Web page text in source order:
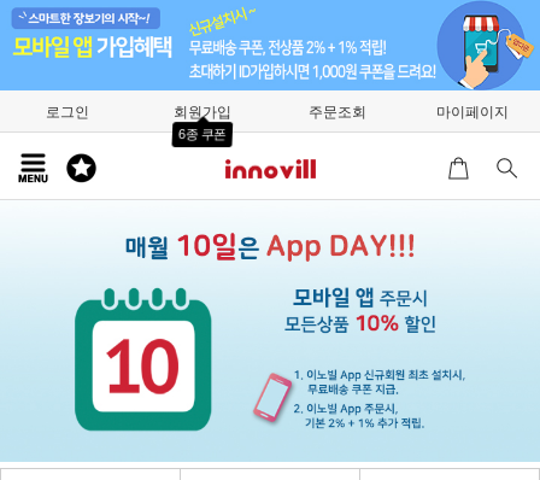
로그인 회원가입
6종 쿠폰
주문조회 마이페이지